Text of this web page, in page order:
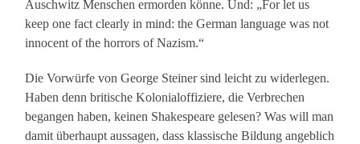
Auschwitz Menschen ermorden könne. Und: „For let us
keep one fact clearly in mind: the German language was not
innocent of the horrors of Nazism.“
Die Vorwürfe von George Steiner sind leicht zu widerlegen.
Haben denn britische Kolonialoffiziere, die Verbrechen
begangen haben, keinen Shakespeare gelesen? Was will man
damit überhaupt aussagen, dass klassische Bildung angeblich